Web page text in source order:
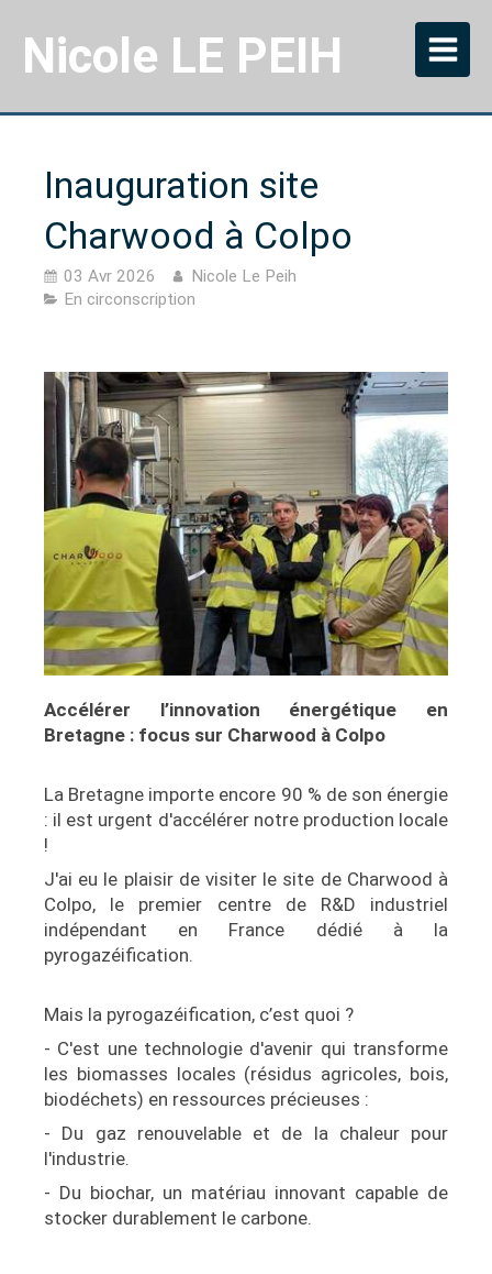
Nicole LE PEIH
Inauguration site
Charwood à Colpo
03 Avr 2026
Nicole Le Peih
En circonscription
Accélérer l’innovation énergétique en
Bretagne : focus sur Charwood à Colpo
La Bretagne importe encore 90 % de son énergie
: il est urgent d'accélérer notre production locale
!
J'ai eu le plaisir de visiter le site de Charwood à
Colpo, le premier centre de R&D industriel
indépendant en France dédié à la
pyrogazéification.
Mais la pyrogazéification, c’est quoi ?
- C'est une technologie d'avenir qui transforme
les biomasses locales (résidus agricoles, bois,
biodéchets) en ressources précieuses :
- Du gaz renouvelable et de la chaleur pour
l'industrie.
- Du biochar, un matériau innovant capable de
stocker durablement le carbone.